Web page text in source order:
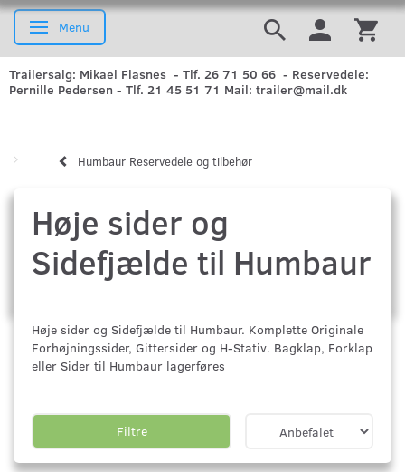
Skifte navigation
Menu
Trailersalg: Mikael Flasnes - Tlf. 26 71 50 66 - Reservedele:
Pernille Pedersen - Tlf. 21 45 51 71 Mail: trailer@mail.dk
Humbaur Reservedele og tilbehør
Høje sider og
Sidefjælde til Humbaur
Høje sider og Sidefjælde til Humbaur. Komplette Originale
Forhøjningssider, Gittersider og H-Stativ. Bagklap, Forklap
eller Sider til Humbaur lagerføres
Filtre